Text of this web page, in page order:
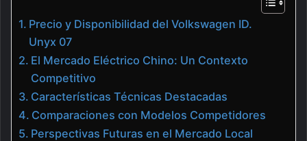
Precio y Disponibilidad del Volkswagen ID.
Unyx 07
El Mercado Eléctrico Chino: Un Contexto
Competitivo
Características Técnicas Destacadas
Comparaciones con Modelos Competidores
Perspectivas Futuras en el Mercado Local